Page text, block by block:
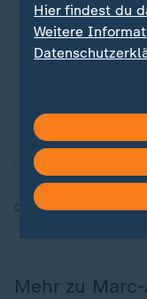
Channel genau
morgens zum
Feierabend -
sportstudio-
Quelle:dpa, SID
Mehr zu
Hier findest du
Weitere